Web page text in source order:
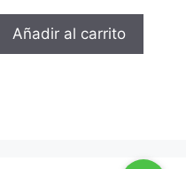
Añadir al carrito